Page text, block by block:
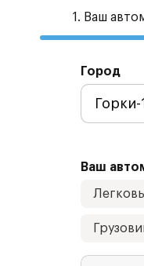
1. Ваш
Город
Ваш